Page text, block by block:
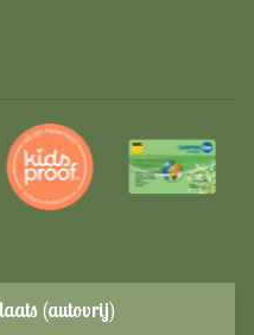
Wijzig datum
(autovrij)